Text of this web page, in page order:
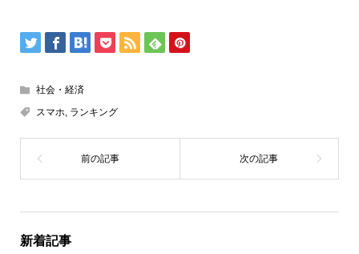
社会・経済
スマホ, ランキング
新着記事